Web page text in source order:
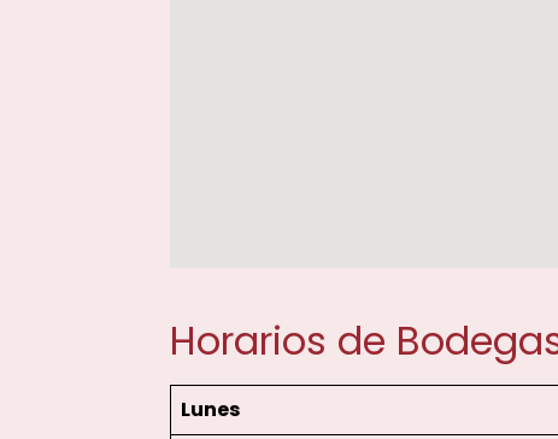
Horarios de
Lunes